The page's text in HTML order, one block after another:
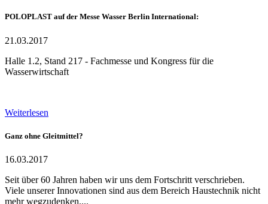
POLOPLAST auf der Messe Wasser Berlin International:
21.03.2017
Halle 1.2, Stand 217 - Fachmesse und Kongress für die
Wasserwirtschaft
Weiterlesen
Ganz ohne Gleitmittel?
16.03.2017
Seit über 60 Jahren haben wir uns dem Fortschritt verschrieben.
Viele unserer Innovationen sind aus dem Bereich Haustechnik nicht
mehr wegzudenken....